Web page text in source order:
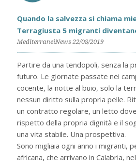
Quando la salvezza si chiama
Terragiusta 5 migranti
MediterraneiNews 22/08/2019
Partire da una tendopoli, senza la
futuro. Le giornate passate nei
cocente, la notte al buio, solo la
nessun diritto sulla propria pelle.
un contratto regolare, un letto
rispetto della propria dignità e il
una vita stabile. Una prospettiva.
Sono migliaia ogni anno i migranti,
africana, che arrivano in Calabria,